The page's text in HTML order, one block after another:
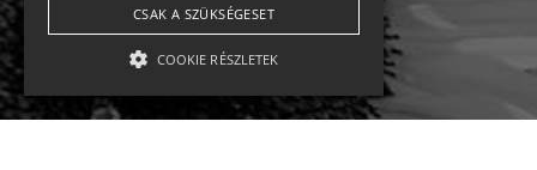
Rólunk
English
CSAK A SZÜKSÉGESET
COOKIE RÉSZLETEK